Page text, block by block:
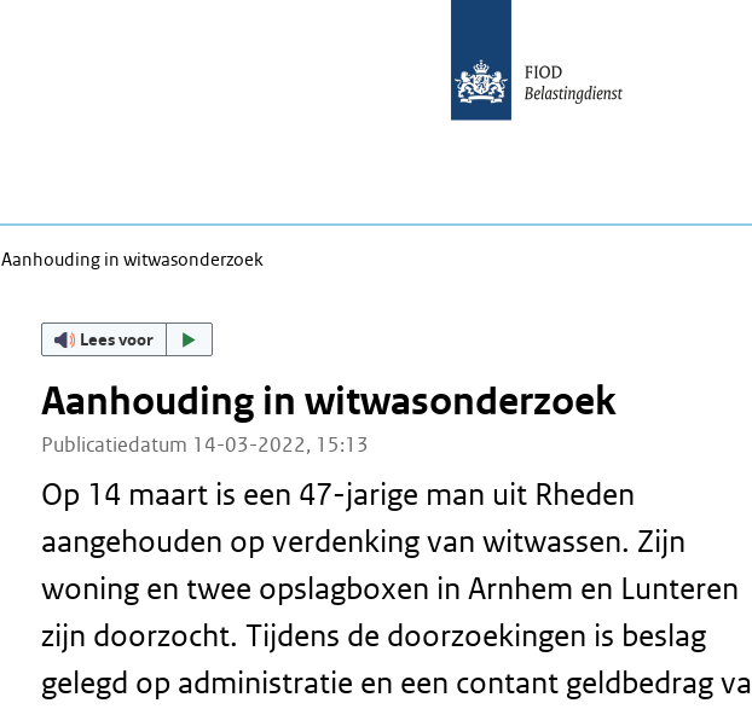
Aanhouding in witwasonderzoek
Lees voor
Aanhouding in witwasonderzoek
Publicatiedatum 14-03-2022, 15:13
Op 14 maart is een 47-jarige man uit Rheden
aangehouden op verdenking van witwassen. Zijn
woning en twee opslagboxen in Arnhem en Lunteren
zijn doorzocht. Tijdens de doorzoekingen is beslag
gelegd op administratie en een contant geldbedrag